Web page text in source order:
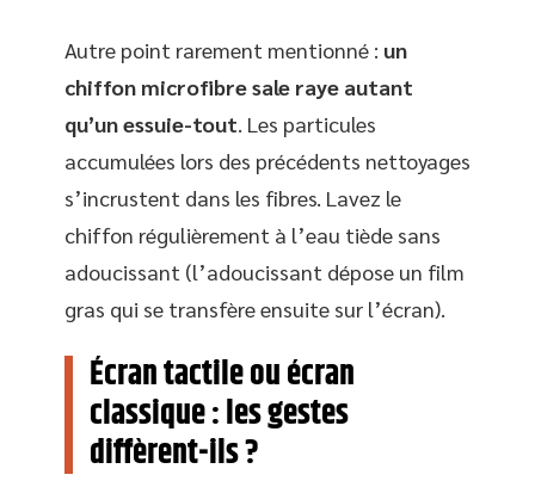
Autre point rarement mentionné : un
chiffon microfibre sale raye autant
qu’un essuie-tout. Les particules
accumulées lors des précédents nettoyages
s’incrustent dans les fibres. Lavez le
chiffon régulièrement à l’eau tiède sans
adoucissant (l’adoucissant dépose un film
gras qui se transfère ensuite sur l’écran).
Écran tactile ou écran
classique : les gestes
diffèrent-ils ?